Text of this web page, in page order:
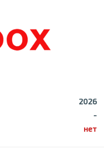
2026
-
нет